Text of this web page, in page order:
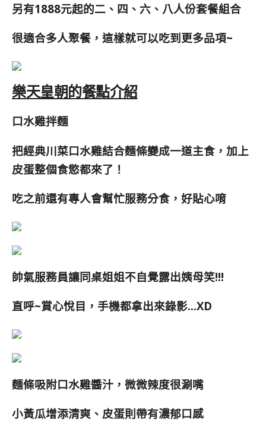
另有1888元起的二、四、六、八人份套餐組合
很適合多人聚餐，這樣就可以吃到更多品項~
樂天皇朝的餐點介紹
口水雞拌麵
把經典川菜口水雞結合麵條變成一道主食，加上
皮蛋整個食慾都來了！
吃之前還有專人會幫忙服務分食，好貼心唷
帥氣服務員讓同桌姐姐不自覺露出姨母笑!!!
直呼~賞心悅目，手機都拿出來錄影…XD
麵條吸附口水雞醬汁，微微辣度很涮嘴
小黃瓜增添清爽、皮蛋則帶有濃郁口感